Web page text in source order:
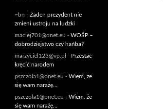
~bn - Żaden prezydent nie
zmieni ustroju na ludzki
maciej701@onet.eu - WOŚP –
dobrodziejstwo czy hańba?
marzyciel123@vp.pl - Przestać
kręcić narodem
pszczola1@onet.eu - Wiem, że
się wam narażę…
pszczola1@onet.eu - Wiem, że
się wam narażę…